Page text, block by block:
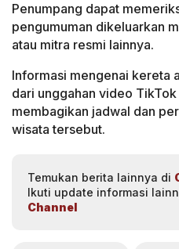
Penumpang dapat
pengumuman dikeluarkan
atau mitra resmi lainnya.
Informasi mengenai kereta
dari unggahan video
membagikan jadwal dan
wisata tersebut.
Temukan berita lainnya di
Ikuti update informasi
Channel